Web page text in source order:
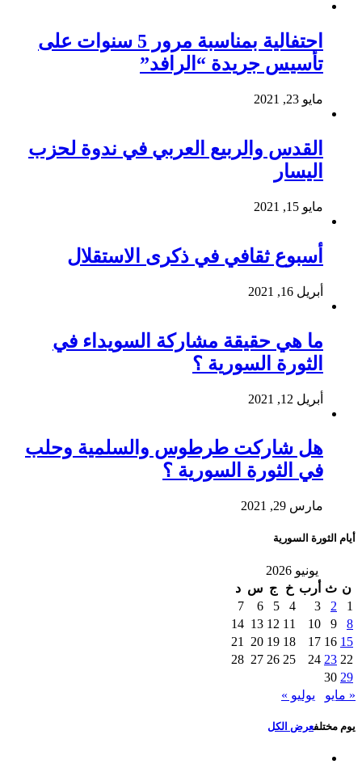
احتفالية بمناسبة مرور 5 سنوات على
تأسيس جريدة “الرافد”
مايو 23, 2021
القدس والربيع العربي في ندوة لحزب
اليسار
مايو 15, 2021
أسبوع ثقافي في ذكرى الاستقلال
أبريل 16, 2021
ما هي حقيقة مشاركة السويداء في
الثورة السورية ؟
أبريل 12, 2021
هل شاركت طرطوس والسلمية وحلب
في الثورة السورية ؟
مارس 29, 2021
أيام الثورة السورية
يونيو 2026
ن ث أرب خ ج س د
1
2
3
4
5
6
7
8
9
10
11
12
13
14
15
16
17
18
19
20
21
22
23
24
25
26
27
28
29
30
« مايو
يوليو »
يوم مختلفعرض الكل